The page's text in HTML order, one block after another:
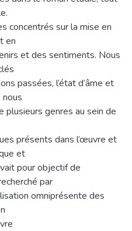
concentrés sur la mise en
en
et des sentiments. Nous
passées, l’état d’âme et
plusieurs genres au sein de
présents dans l’œuvre et
et
pour objectif de
par
omniprésente des